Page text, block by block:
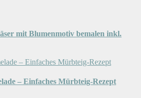
mit Blumenmotiv bemalen inkl.
– Einfaches Mürbteig-Rezept